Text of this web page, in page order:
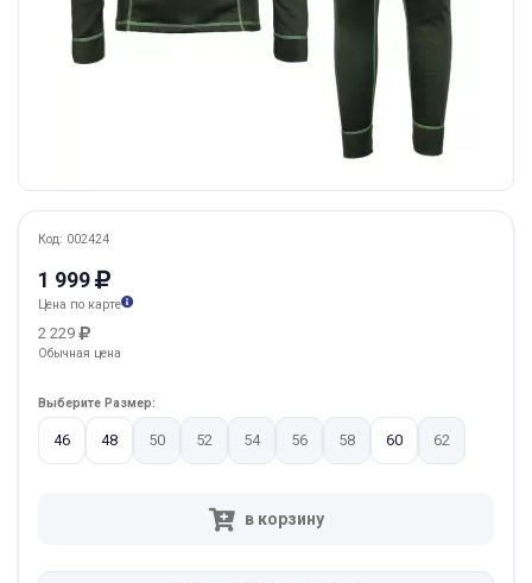
Код: 002424
1 999
Цена по карте
2 229
Обычная цена
Выберите Размер:
46 48 50 52 54 56 58 60 62
в корзину